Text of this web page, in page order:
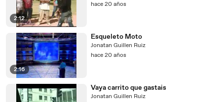
2:12
hace 20 años
2:16
Esqueleto Moto
Jonatan Guillen Ruiz
hace 20 años
Vaya carrito que gastais
Jonatan Guillen Ruiz